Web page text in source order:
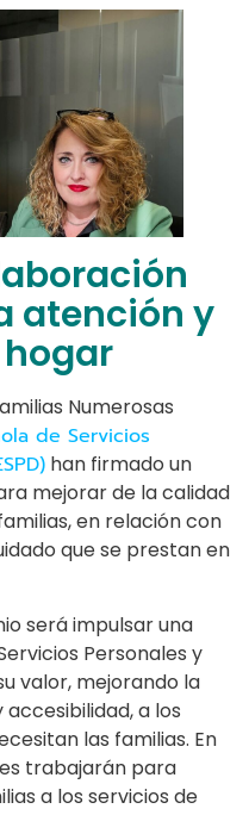
atención y
Numerosas
de Servicios
han firmado un
mejorar de la calidad
en relación con
que se prestan en
será impulsar una
Personales y
valor, mejorando la
accesibilidad, a los
las familias. En
trabajarán para
a los servicios de